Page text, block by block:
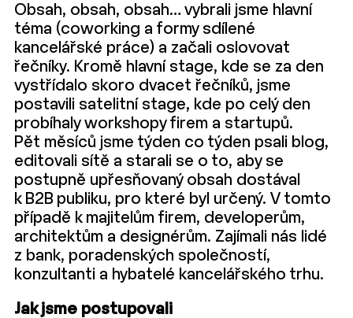
Obsah, obsah, obsah… vybrali jsme hlavní
téma (coworking a formy sdílené
kancelářské práce) a začali oslovovat
řečníky. Kromě hlavní stage, kde se za den
vystřídalo skoro dvacet řečníků, jsme
postavili satelitní stage, kde po celý den
probíhaly workshopy firem a startupů.
Pět měsíců jsme týden co týden psali blog,
editovali sítě a starali se o to, aby se
postupně upřesňovaný obsah dostával
k B2B publiku, pro které byl určený. V tomto
případě k majitelům firem, developerům,
architektům a designérům. Zajímali nás lidé
z bank, poradenských společností,
konzultanti a hybatelé kancelářského trhu.
Jak jsme postupovali